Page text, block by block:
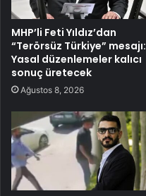
MHP’li Feti Yıldız’dan
“Terörsüz Türkiye” mesajı:
Yasal düzenlemeler kalıcı
sonuç üretecek
Ağustos 8, 2026